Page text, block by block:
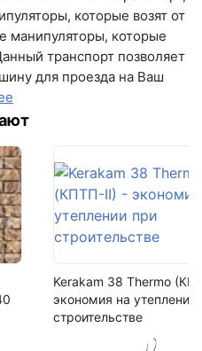
- 480 рублей
которые возят от
манипуляторы, которые
транспорт позволяет
для проезда на Ваш
Kerakam 38 Thermo
экономия на утеплении
строительстве